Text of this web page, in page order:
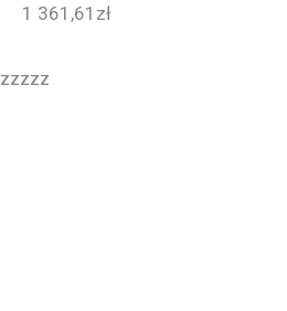
1 361,61 zł
zzzzz